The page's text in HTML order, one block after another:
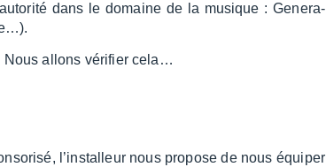
dans le domaine de la musique : Gene­ra­
Nous allons véri­fier cela…
l’ins­tal­leur nous propose de nous équi­per